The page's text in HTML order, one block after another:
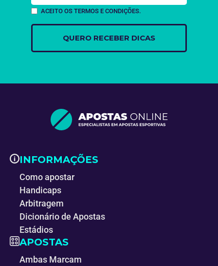
ACEITO OS TERMOS E CONDIÇÕES.
INFORMAÇÕES
Como apostar
Handicaps
Arbitragem
Dicionário de Apostas
Estádios
APOSTAS
Ambas Marcam